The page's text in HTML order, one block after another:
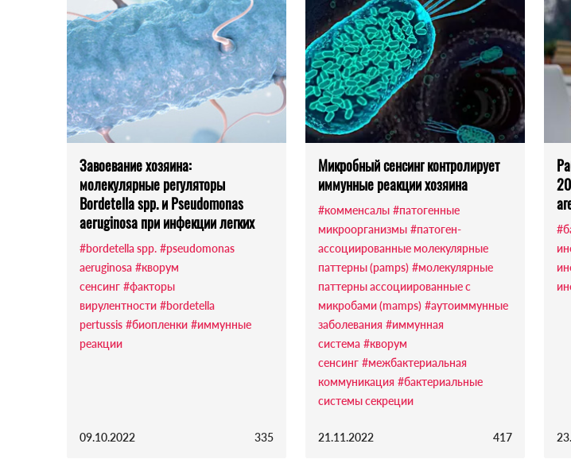
Завоевание хозяина:
молекулярные регуляторы
Bordetella spp. и Pseudomonas
aeruginosa при инфекции легких
#bordetella spp. #pseudomonas
aeruginosa #кворум
сенсинг #факторы
вирулентности #bordetella
pertussis #биопленки #иммунные
реакции
09.10.2022 335
Микробный сенсинг контролирует
иммунные реакции хозяина
#комменсалы #патогенные
микроорганизмы #патоген-
ассоциированные молекулярные
паттерны (pamps) #молекулярные
паттерны ассоциированные с
микробами (mamps) #аутоиммунные
заболевания #иммунная
система #кворум
сенсинг #межбактериальная
коммуникация #бактериальные
системы секреции
21.11.2022 417